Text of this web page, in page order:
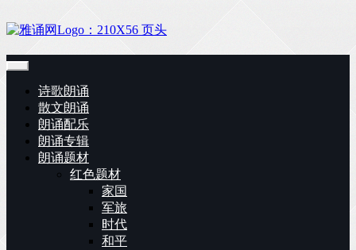
诗歌朗诵
散文朗诵
朗诵配乐
朗诵专辑
朗诵题材
红色题材
家国
军旅
时代
和平